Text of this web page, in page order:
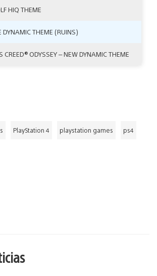
HIQ THEME
DYNAMIC THEME (RUINS)
CREED® ODYSSEY – NEW DYNAMIC THEME
PlayStation 4 playstation games ps4